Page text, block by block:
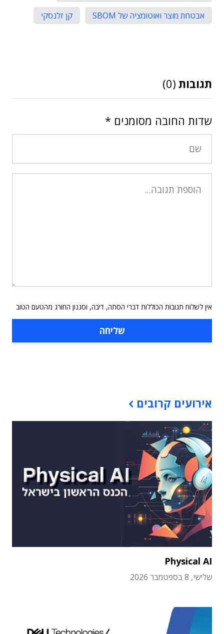
אבטחת מוצר ואוטומציה של SBOM
קן זלנסקי
תגובות (0)
שדות החובה מסומנים *
אין לשלוח תגובות הכוללות דברי הסתה, דיבה, וסגנון החורג מהטעם הטוב
אירועים קרובים
Physical AI
שלישי, 8 בספטמבר 2026